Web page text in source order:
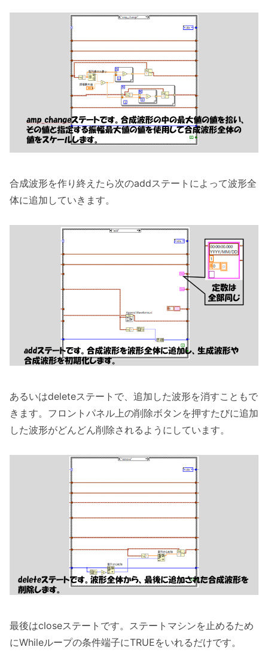
合成波形を作り終えたら次のaddステートによって波形全
体に追加していきます。
あるいはdeleteステートで、追加した波形を消すこともで
きます。フロントパネル上の削除ボタンを押すたびに追加
した波形がどんどん削除されるようにしています。
最後はcloseステートです。ステートマシンを止めるため
にWhileループの条件端子にTRUEをいれるだけです。